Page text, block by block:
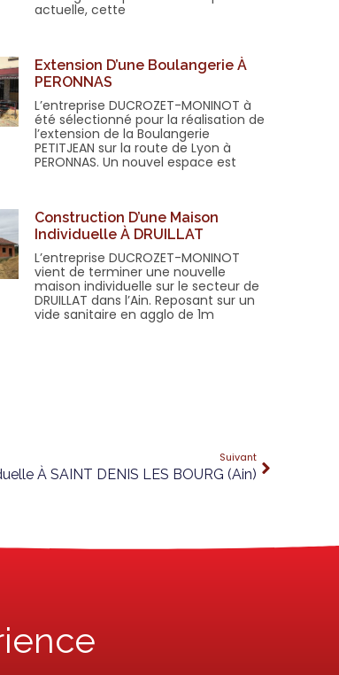
actuelle, cette
Extension D’une Boulangerie À
PERONNAS
L’entreprise DUCROZET-MONINOT à
été sélectionné pour la réalisation de
l’extension de la Boulangerie
PETITJEAN sur la route de Lyon à
PERONNAS. Un nouvel espace est
Construction D’une Maison
Individuelle À DRUILLAT
L’entreprise DUCROZET-MONINOT
vient de terminer une nouvelle
maison individuelle sur le secteur de
DRUILLAT dans l’Ain. Reposant sur un
vide sanitaire en agglo de 1m
Suivant
À SAINT DENIS LES BOURG (Ain)